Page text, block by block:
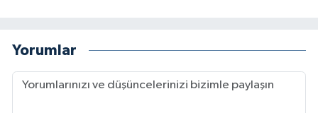
Yorumlar